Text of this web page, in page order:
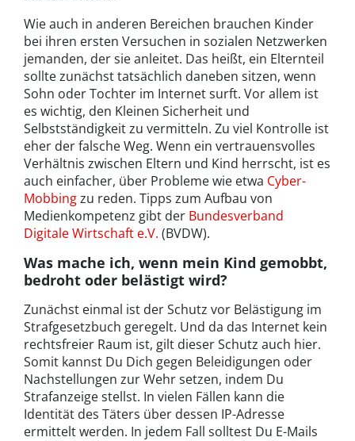
Wie auch in anderen Bereichen brauchen Kinder
bei ihren ersten Versuchen in sozialen Netzwerken
jemanden, der sie anleitet. Das heißt, ein Elternteil
sollte zunächst tatsächlich daneben sitzen, wenn
Sohn oder Tochter im Internet surft. Vor allem ist
es wichtig, den Kleinen Sicherheit und
Selbstständigkeit zu vermitteln. Zu viel Kontrolle ist
eher der falsche Weg. Wenn ein vertrauensvolles
Verhältnis zwischen Eltern und Kind herrscht, ist es
auch einfacher, über Probleme wie etwa Cyber-
Mobbingzu reden. Tipps zum Aufbau von
Medienkompetenz gibt der Bundesverband
Digitale Wirtschaft e.V. (BVDW).
Was mache ich, wenn mein Kind gemobbt,
bedroht oder belästigt wird?
Zunächst einmal ist der Schutz vor Belästigung im
Strafgesetzbuch geregelt. Und da das Internet kein
rechtsfreier Raum ist, gilt dieser Schutz auch hier.
Somit kannst Du Dich gegen Beleidigungen oder
Nachstellungen zur Wehr setzen, indem Du
Strafanzeige stellst. In vielen Fällen kann die
Identität des Täters über dessen IP-Adresse
ermittelt werden. In jedem Fall solltest Du E-Mails